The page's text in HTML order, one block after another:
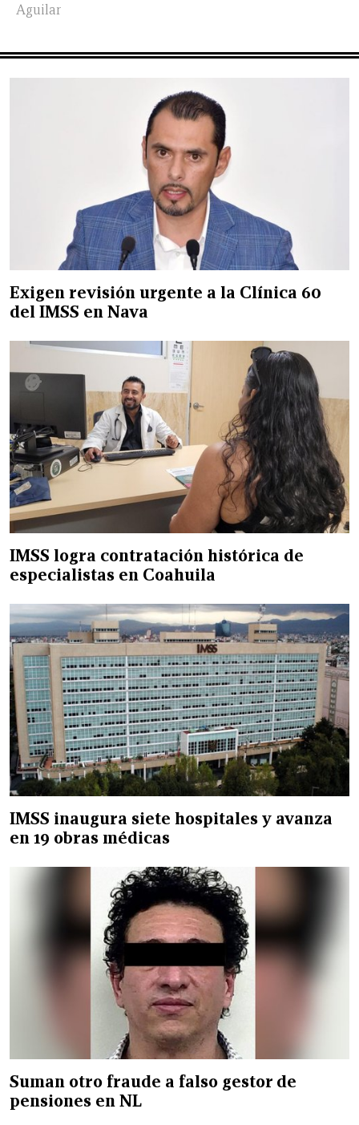
Aguilar
Exigen revisión urgente a la Clínica 60
del IMSS en Nava
IMSS logra contratación histórica de
especialistas en Coahuila
IMSS inaugura siete hospitales y avanza
en 19 obras médicas
Suman otro fraude a falso gestor de
pensiones en NL